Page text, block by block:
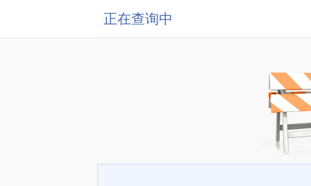
正在查询中